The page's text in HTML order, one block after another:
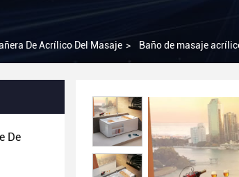
De Acrílico Del Masaje > Baño de masaje
De